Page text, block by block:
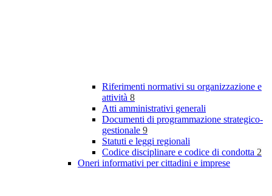
Riferimenti normativi su organizzazione e
attività 8
Atti amministrativi generali
Documenti di programmazione strategico-
gestionale 9
Statuti e leggi regionali
Codice disciplinare e codice di condotta 2
Oneri informativi per cittadini e imprese